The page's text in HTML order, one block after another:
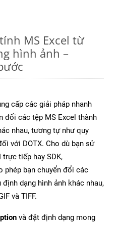
MS Excel từ
hình ảnh –
cấp các giải pháp nhanh
đổi các tệp MS Excel thành
nhau, tương tự như quy
với DOTX. Cho dù bạn sử
trực tiếp hay SDK,
phép bạn chuyển đổi các
dạng hình ảnh khác nhau,
và TIFF.
và đặt định dạng mong